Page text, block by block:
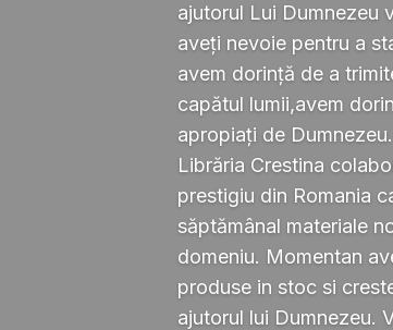
ajutorul Lui Dumnezeu
aveți nevoie pentru a
avem dorință de a
capătul lumii,avem
apropiați de Dumnezeu.
Librăria Crestina
prestigiu din Romania
săptămânal materiale
domeniu. Momentan
produse in stoc si
ajutorul lui Dumnezeu.